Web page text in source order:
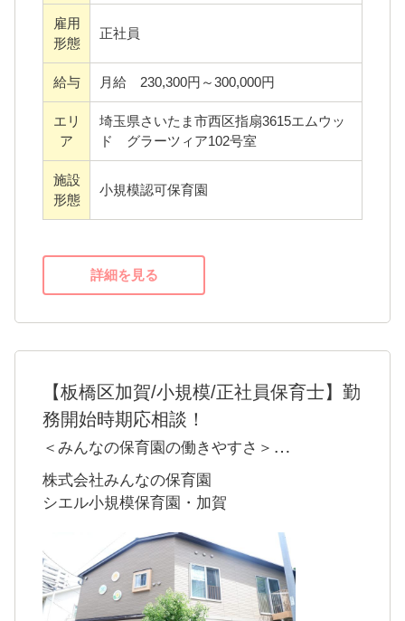
・ありのままの自分でいることを認められ、
受け入れ、それを愛し共感することで、子ど
もが幸せと感じることができる自己肯定感を
育み、健やかに育つための保育を行います。
・地域と密接な連携に努めると共に、家庭と
の連携を密にし、園と家庭との理解と協調を
目指します。
「あそびのてんさい保育園」は、遊ぶ・食べ
る・ 笑う・お話しすることが大好きで、お友
達も家族もみんな大好き！！そんな健やかな
キラキラと輝く宝物の未知数の可能性、そし
て個性を伸ばす為の基礎作りを行う大切な時
期を、大人の観点で左右せず、家族の一員と
して温かく子どもの今を尊重し磨く事が、当
園の考える〝保育〟です。
★働きやすい環境
先⽣⼀⼈ひとりが⼼にゆとりを持って働いて
雇用
形態
正社員
給与 月給 230,300円～300,000円
エリ
ア
埼玉県さいたま市西区指扇3615エムウッ
ド グラーツィア102号室
施設
形態
小規模認可保育園
詳細を見る
【板橋区加賀/小規模/正社員保育士】勤
務開始時期応相談！
＜みんなの保育園の働きやすさ＞
●完全週休二日制・・・土曜出勤の場合は平日
に振替えてしっかりお休み
●ICT導入・・・業務効率化を図っています
●平均年齢は31歳・・・若手からベテランまで
幅広い年齢層の職員が働いています
●研修制度・・・資格支援制度もありキャリア
株式会社みんなの保育園
シエル小規模保育園・加賀